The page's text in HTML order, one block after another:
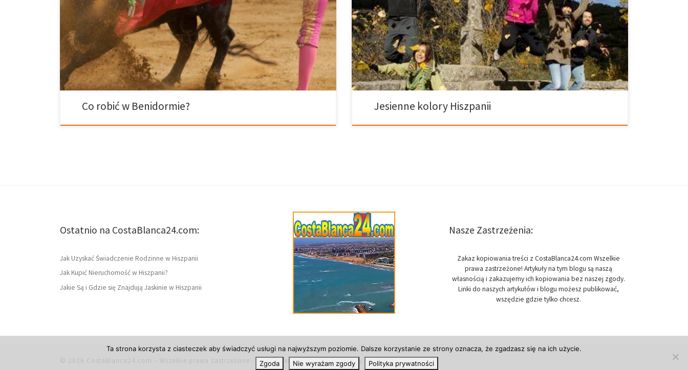
na plażach takich jak Levante lub Poniente Beaches, spędziłeś czas w pobliskim parku
rozrywki i imprezowałeś całą noc na Area Disco, prawda? Musimy ci jednak uświadomić,
że Benidorm oferuje o wiele więcej. • Na początek polecamy odwiedzenie zamku […]
Co robić w Benidormie?
spacer po magicznych lasach Hiszpanii. Każdy z nich znajduje się na innym obszarze,
więc będziesz miał naprawdę duży wybór, jednak należy pamiętać, że niektóre z nich
wymagają specjalnego zezwolenia na wizytę. 1. […]
Jesienne kolory Hiszpanii
Ostatnio na CostaBlanca24.com:
Jak Uzyskać Świadczenie Rodzinne w Hiszpanii
Jak Kupić Nieruchomość w Hiszpanii?
Jakie Są i Gdzie się Znajdują Jaskinie w Hiszpanii
Nasze Zastrzeżenia:
Zakaz kopiowania treści z CostaBlanca24.com Wszelkie
prawa zastrzeżone! Artykuły na tym blogu są naszą
własnością i zakazujemy ich kopiowania bez naszej zgody.
Linki do naszych artykułów i blogu możesz publikować,
wszędzie gdzie tylko chcesz.
© 2026 CostaBlanca24.com – Wszelkie prawa zastrzeżone - Costa Blanca w Hiszpanii, newsy i informacje.
Ta strona korzysta z ciasteczek aby świadczyć usługi na najwyższym poziomie. Dalsze korzystanie ze strony oznacza, że zgadzasz się na ich użycie.
Zgoda
Nie wyrażam zgody Polityka prywatności